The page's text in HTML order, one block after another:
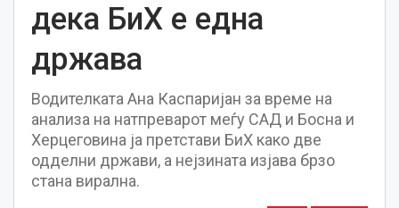
дека БиХ е една
држава
Водителката Ана Каспаријан за време на
анализа на натпреварот меѓу САД и Босна и
Херцеговина ја претстави БиХ како две
одделни држави, а нејзината изјава брзо
стана вирална.